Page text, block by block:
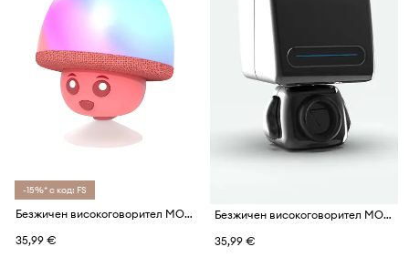
-15%* с код: FS
Безжичен високоговорител MOB Mega Mush
35,99 €
Безжичен високоговорител MOB Astro
35,99 €